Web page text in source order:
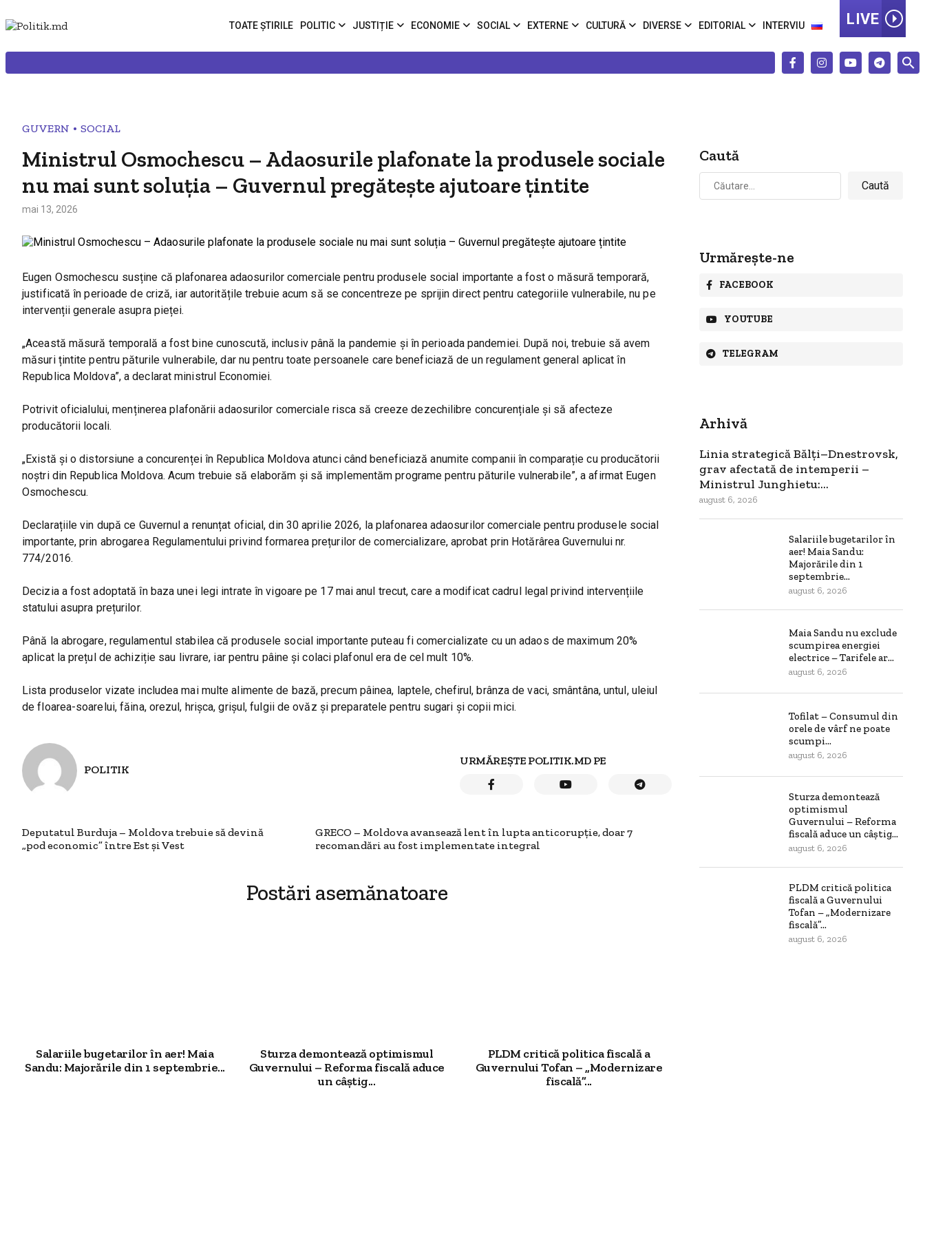
TOATE ȘTIRILE POLITIC JUSTIȚIE ECONOMIE SOCIAL EXTERNE CULTURĂ DIVERSE EDITORIAL INTERVIU LIVE
GUVERN • SOCIAL
Ministrul Osmochescu – Adaosurile plafonate la produsele sociale
nu mai sunt soluția – Guvernul pregătește ajutoare țintite
mai 13, 2026
Eugen Osmochescu susține că plafonarea adaosurilor comerciale pentru produsele social importante a fost o măsură temporară,
justificată în perioade de criză, iar autoritățile trebuie acum să se concentreze pe sprijin direct pentru categoriile vulnerabile, nu pe
intervenții generale asupra pieței.
„Această măsură temporală a fost bine cunoscută, inclusiv până la pandemie și în perioada pandemiei. După noi, trebuie să avem
măsuri țintite pentru păturile vulnerabile, dar nu pentru toate persoanele care beneficiază de un regulament general aplicat în
Republica Moldova”, a declarat ministrul Economiei.
Potrivit oficialului, menținerea plafonării adaosurilor comerciale risca să creeze dezechilibre concurențiale și să afecteze
producătorii locali.
„Există și o distorsiune a concurenței în Republica Moldova atunci când beneficiază anumite companii în comparație cu producătorii
noștri din Republica Moldova. Acum trebuie să elaborăm și să implementăm programe pentru păturile vulnerabile”, a afirmat Eugen
Osmochescu.
Declarațiile vin după ce Guvernul a renunțat oficial, din 30 aprilie 2026, la plafonarea adaosurilor comerciale pentru produsele social
importante, prin abrogarea Regulamentului privind formarea prețurilor de comercializare, aprobat prin Hotărârea Guvernului nr.
774/2016.
Decizia a fost adoptată în baza unei legi intrate în vigoare pe 17 mai anul trecut, care a modificat cadrul legal privind intervențiile
statului asupra prețurilor.
Până la abrogare, regulamentul stabilea că produsele social importante puteau fi comercializate cu un adaos de maximum 20%
aplicat la prețul de achiziție sau livrare, iar pentru pâine și colaci plafonul era de cel mult 10%.
Lista produselor vizate includea mai multe alimente de bază, precum pâinea, laptele, chefirul, brânza de vaci, smântâna, untul, uleiul
de floarea-soarelui, făina, orezul, hrișca, grișul, fulgii de ovăz și preparatele pentru sugari și copii mici.
POLITIK
URMĂREȘTE POLITIK.MD PE
Deputatul Burduja – Moldova trebuie să devină
„pod economic” între Est și Vest
GRECO – Moldova avansează lent în lupta anticorupție, doar 7
recomandări au fost implementate integral
Postări asemănatoare
Salariile bugetarilor în aer! Maia
Sandu: Majorările din 1 septembrie...
Sturza demontează optimismul
Guvernului – Reforma fiscală aduce
un câștig...
PLDM critică politica fiscală a
Guvernului Tofan – „Modernizare
fiscală”...
Caută
Caută
după:
Urmărește-ne
FACEBOOK
YOUTUBE
TELEGRAM
Arhivă
Linia strategică Bălți–Dnestrovsk,
grav afectată de intemperii –
Ministrul Junghietu:...
august 6, 2026
Salariile bugetarilor în
aer! Maia Sandu:
Majorările din 1
septembrie...
august 6, 2026
Maia Sandu nu exclude
scumpirea energiei
electrice – Tarifele ar...
august 6, 2026
Tofilat – Consumul din
orele de vârf ne poate
scumpi...
august 6, 2026
Sturza demontează
optimismul
Guvernului – Reforma
fiscală aduce un câștig...
august 6, 2026
PLDM critică politica
fiscală a Guvernului
Tofan – „Modernizare
fiscală”...
august 6, 2026